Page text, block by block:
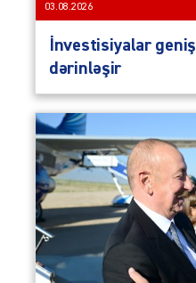
03.08.2026
İnvestisiyalar
dərinləşir